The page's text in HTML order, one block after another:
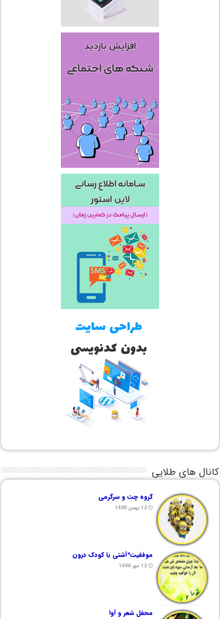
کانال های طلایی
گروه چت و سرگرمی
12 بهمن 1400
موفقیت*آشتی با کودک درون
12 مهر 1400
محفل شعر و آوا